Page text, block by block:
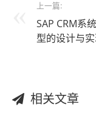
上一篇:
SAP CRM系
型的设计与
相关文章